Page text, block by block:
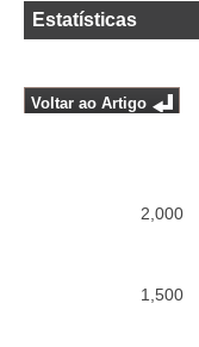
Estatísticas
Voltar ao Artigo
1,500
2,000